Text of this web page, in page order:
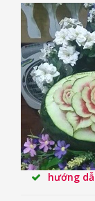
hướng